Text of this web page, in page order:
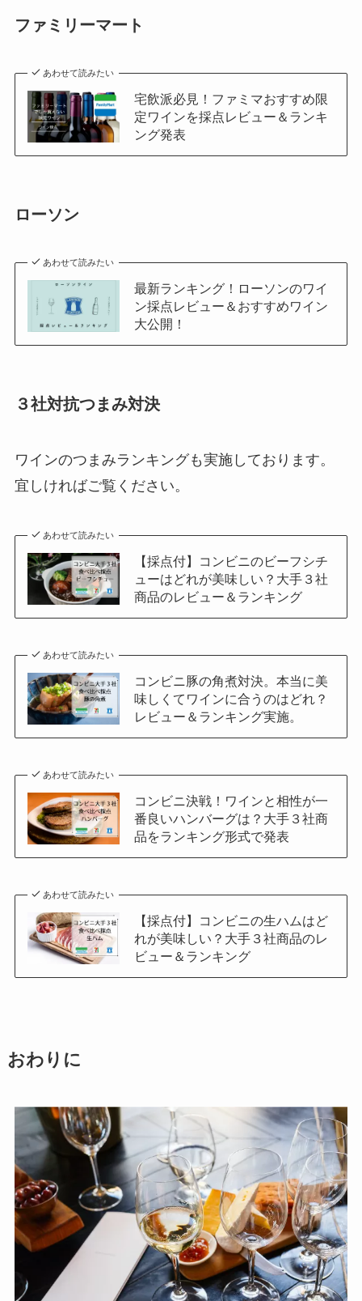
ファミリーマート
あわせて読みたい
宅飲派必見！ファミマおすすめ限
定ワインを採点レビュー＆ランキ
ング発表
ローソン
あわせて読みたい
最新ランキング！ローソンのワイ
ン採点レビュー＆おすすめワイン
大公開！
３社対抗つまみ対決
ワインのつまみランキングも実施しております。
宜しければご覧ください。
あわせて読みたい
【採点付】コンビニのビーフシチ
ューはどれが美味しい？大手３社
商品のレビュー＆ランキング
あわせて読みたい
コンビニ豚の角煮対決。本当に美
味しくてワインに合うのはどれ？
レビュー＆ランキング実施。
あわせて読みたい
コンビニ決戦！ワインと相性が一
番良いハンバーグは？大手３社商
品をランキング形式で発表
あわせて読みたい
【採点付】コンビニの生ハムはど
れが美味しい？大手３社商品のレ
ビュー＆ランキング
おわりに